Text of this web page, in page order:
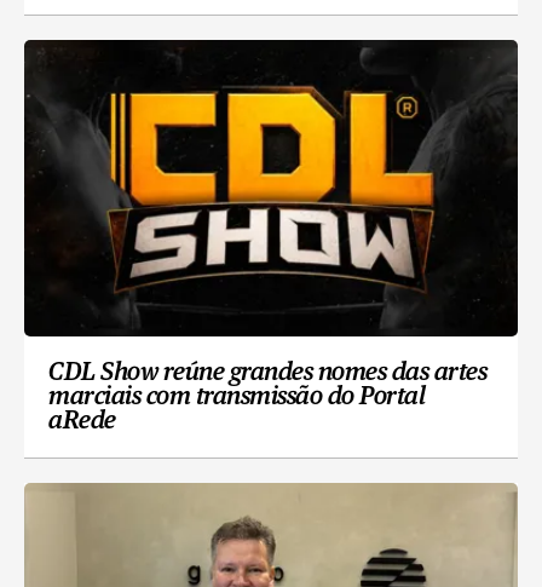
CDL Show reúne grandes nomes das artes
marciais com transmissão do Portal
aRede